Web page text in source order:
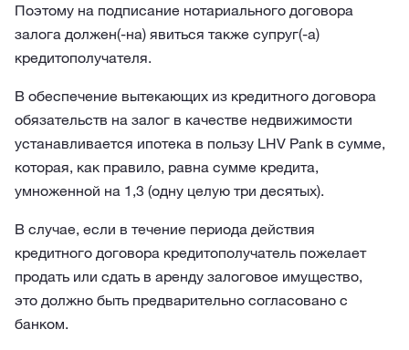
Поэтому на подписание нотариального договора
залога должен(-на) явиться также супруг(-а)
кредитополучателя.
В обеспечение вытекающих из кредитного договора
обязательств на залог в качестве недвижимости
устанавливается ипотека в пользу LHV Pank в сумме,
которая, как правило, равна сумме кредита,
умноженной на 1,3 (одну целую три десятых).
В случае, если в течение периода действия
кредитного договора кредитополучатель пожелает
продать или сдать в аренду залоговое имущество,
это должно быть предварительно согласовано с
банком.